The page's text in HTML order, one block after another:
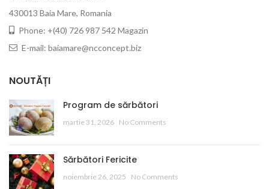
430013 Baia Mare, Romania
Phone: +(40) 726 987 542 Magazin
E-mail: baiamare@ncconcept.biz
NOUTĂȚI
Program de sărbători
martie 31, 2026 No Comments
Sărbători Fericite
noiembrie 26, 2025 No Comments